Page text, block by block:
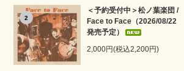
2
＜予約受付中＞松ノ葉楽団 /
Face to Face（2026/08/22
発売予定）
2,000円(税込2,200円)